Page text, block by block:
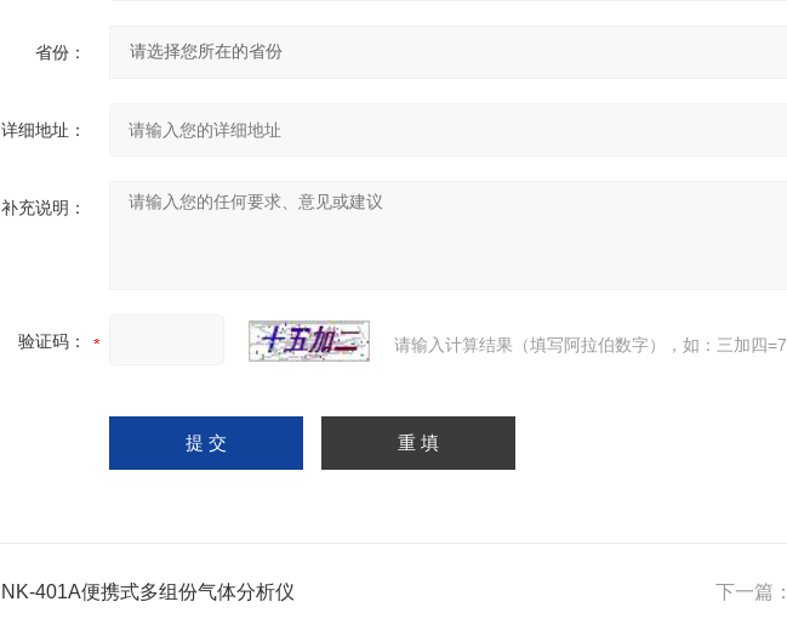
省份：
详细地址：
补充说明：
验证码： 请输入计算结果（填写阿拉伯数字），如：三加四=7
NK-401A便携式多组份气体分析仪 下一篇：